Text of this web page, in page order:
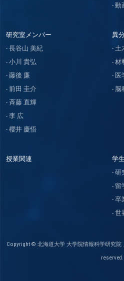
動
研究室メンバー
長谷山 美紀
小川 貴弘
藤後 廉
前田 圭介
斉藤 直輝
李 広
櫻井 慶悟
異
土
材
医
脳
授業関連
学
研
留
卒
世
Copyright © 北海道大学 大学院情報科学研究
reserved.